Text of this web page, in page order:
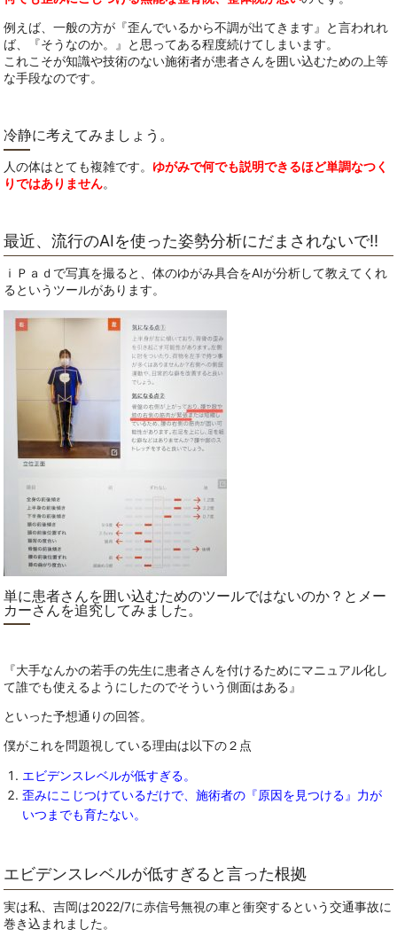
例えば、一般の方が『歪んでいるから不調が出てきます』と言われれ
ば、『そうなのか。』と思ってある程度続けてしまいます。
これこそが知識や技術のない施術者が患者さんを囲い込むための上等
な手段なのです。
冷静に考えてみましょう。
人の体はとても複雑です。 ゆがみで何でも説明できるほど単調なつく
りではありません。
最近、流行のAIを使った姿勢分析にだまされないで‼
ｉＰａｄで写真を撮ると、体のゆがみ具合をAIが分析して教えてくれ
るというツールがあります。
単に患者さんを囲い込むためのツールではないのか？とメー
カーさんを追究してみました。
『大手なんかの若手の先生に患者さんを付けるためにマニュアル化し
て誰でも使えるようにしたのでそういう側面はある』
といった予想通りの回答。
僕がこれを問題視している理由は以下の２点
エビデンスレベルが低すぎる。
歪みにこじつけているだけで、施術者の『原因を見つける』力が
いつまでも育たない。
エビデンスレベルが低すぎると言った根拠
実は私、吉岡は2022/7に赤信号無視の車と衝突するという交通事故に
巻き込まれました。